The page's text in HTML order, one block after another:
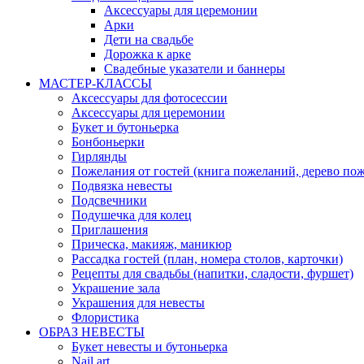
Аксессуары для церемонии
Арки
Дети на свадьбе
Дорожка к арке
Свадебные указатели и баннеры
МАСТЕР-КЛАССЫ
Аксессуары для фотосессии
Аксессуары для церемонии
Букет и бутоньерка
Бонбоньерки
Гирлянды
Пожелания от гостей (книга пожеланий, дерево
Подвязка невесты
Подсвечники
Подушечка для колец
Приглашения
Прическа, макияж, маникюр
Рассадка гостей (план, номера столов, карточки)
Рецепты для свадьбы (напитки, сладости, фуршет)
Украшение зала
Украшения для невесты
Флористика
ОБРАЗ НЕВЕСТЫ
Букет невесты и бутоньерка
Nail art